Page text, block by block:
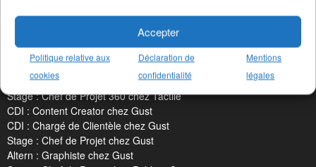
Accepter
Politique relative aux
cookies
Déclaration de
confidentialité
Mentions
légales
CDI : Assistant de Directio chez Les Sales Go
Stage : Content Creator chez Machefert Gr
Stage : Chef de Projet Commun chez Machefert Gr
Altern : Chargé de Communicat chez La Maison No
Stage : Chargé de Communicat chez La Maison No
Stage : Chef de Projet 360 chez Tactile
CDI : Content Creator chez Gust
CDI : Chargé de Clientèle chez Gust
Stage : Chef de Projet chez Gust
Altern : Graphiste chez Gust